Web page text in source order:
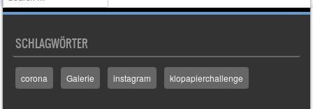
SCHLAGWÖRTER
corona Galerie instagram klopapierchallenge